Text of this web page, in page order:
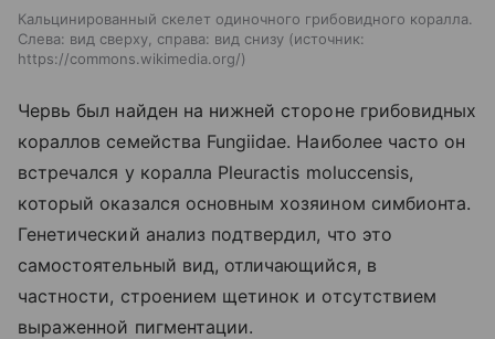
Кальцинированный скелет одиночного грибовидного коралла.
Слева: вид сверху, справа: вид снизу
источник:
https://commons.wikimedia.org/
Червь был найден на нижней стороне грибовидных
кораллов семейства Fungiidae. Наиболее часто он
встречался у коралла Pleuractis moluccensis,
который оказался основным хозяином симбионта.
Генетический анализ подтвердил, что это
самостоятельный вид, отличающийся, в
частности, строением щетинок и отсутствием
выраженной пигментации.